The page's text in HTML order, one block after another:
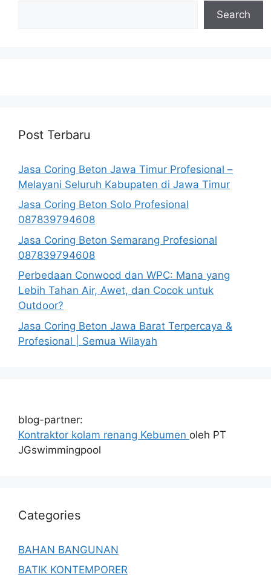
Search
Post Terbaru
Jasa Coring Beton Jawa Timur Profesional –
Melayani Seluruh Kabupaten di Jawa Timur
Jasa Coring Beton Solo Profesional
087839794608
Jasa Coring Beton Semarang Profesional
087839794608
Perbedaan Conwood dan WPC: Mana yang
Lebih Tahan Air, Awet, dan Cocok untuk
Outdoor?
Jasa Coring Beton Jawa Barat Terpercaya &
Profesional | Semua Wilayah
blog-partner:
Kontraktor kolam renang Kebumen oleh PT
JGswimmingpool
Categories
BAHAN BANGUNAN
BATIK KONTEMPORER